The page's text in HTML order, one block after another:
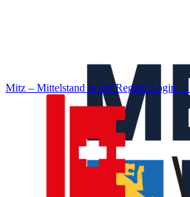
Mitz – Mittelstand in der Region Login →